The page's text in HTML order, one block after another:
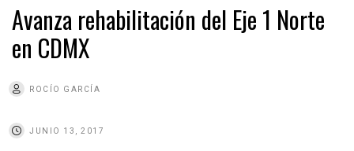
Avanza rehabilitación del Eje 1 Norte
en CDMX
ROCÍO GARCÍA
JUNIO 13, 2017